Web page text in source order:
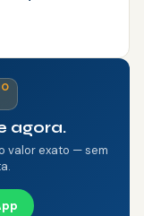
agora.
valor exato — sem